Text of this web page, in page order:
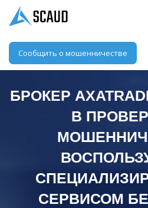
Сообщить о мошенничестве
БРОКЕР
В
СЕРВИСОМ